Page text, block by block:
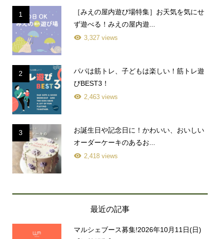
④ 回答方法
本人（又は代理人）の住所宛に、本人限定受取郵便に
て回答いたします。
⑤ 利用目的の通知及び開示に関する手数料とお支払方法
1回の請求ごとに800円の（税込）の手数料をお振り込
みいただきます。
3.個人情報の取扱い及び個人情報保護、個人情報の共同利
用に関する苦情・相談窓口について
個人情報の取扱い及び個人情報保護に関する苦情・相談に
ついては、下記お問い合わせ先責任者までお申し出くださ
い。
4.クッキー（Cookie）について
当社は、お客様へのサービス向上ならびに当社商品の広告
配信および宣伝などの用途でクッキーを使用しておりま
す。クッキーとは、ウェブページを利用したときに、イン
ターネット閲覧ソフト（ブラウザ）とサーバーとの間で送
受信した利用履歴や入力内容などを、お客様のコンピュー
お客様がブラウザの設定でクッキーの送受信を許可してい
ーを取得し、収集した行動履歴と個人情報を紐付ける場合
また、当社は、当社が広告配信等を委託する第三者または
当サイト以外のウェブページを経由し、お客様のコンピュ
1
［みえの屋内遊び場特集］お天気を気にせ
ず遊べる！みえの屋内遊...
3,327 views
2
パパは筋トレ、子どもは楽しい！筋トレ遊
びBEST3！
2,463 views
3
お誕生日や記念日に！かわいい、おいしい
オーダーケーキのあるお...
2,418 views
最近の記事
マルシェブース募集!2026年10月11日(日)